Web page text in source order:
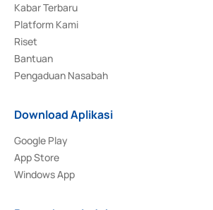
Kabar Terbaru
Platform Kami
Riset
Bantuan
Pengaduan Nasabah
Download Aplikasi
Google Play
App Store
Windows App